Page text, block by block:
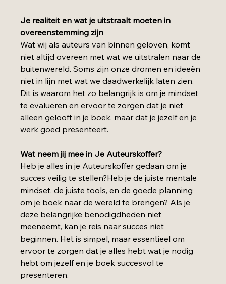
Je realiteit en wat je uitstraalt moeten in
overeenstemming zijn
Wat wij als auteurs van binnen geloven, komt
niet altijd overeen met wat we uitstralen naar de
buitenwereld. Soms zijn onze dromen en ideeën
niet in lijn met wat we daadwerkelijk laten zien.
Dit is waarom het zo belangrijk is om je mindset
te evalueren en ervoor te zorgen dat je niet
alleen gelooft in je boek, maar dat je jezelf en je
werk goed presenteert.
Wat neem jij mee in Je Auteurskoffer?
Heb je alles in je Auteurskoffer gedaan om je
succes veilig te stellen?Heb je de juiste mentale
mindset, de juiste tools, en de goede planning
om je boek naar de wereld te brengen? Als je
deze belangrijke benodigdheden niet
meeneemt, kan je reis naar succes niet
beginnen. Het is simpel, maar essentieel om
ervoor te zorgen dat je alles hebt wat je nodig
hebt om jezelf en je boek succesvol te
presenteren.